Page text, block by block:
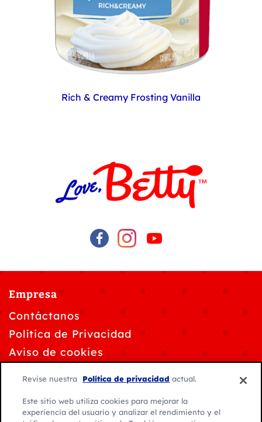
Rich & Creamy Frosting Vanilla
Empresa
Contáctanos
Política de Privacidad
Aviso de cookies
Condiciones de uso
Revise nuestra Política de privacidad actual.
Este sitio web utiliza cookies para mejorar la
experiencia del usuario y analizar el rendimiento y el